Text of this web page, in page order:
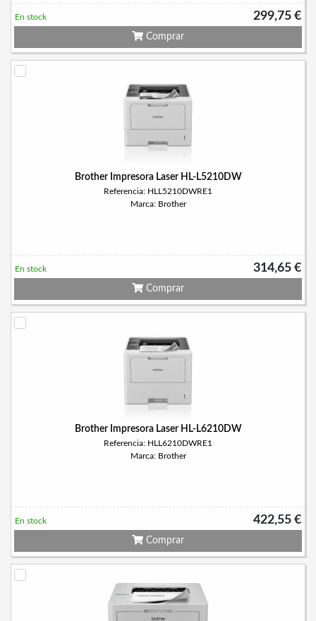
299,75 €
En stock
Comprar
Brother Impresora Laser HL-L5210DW
Referencia: HLL5210DWRE1
Marca: Brother
314,65 €
En stock
Comprar
Brother Impresora Laser HL-L6210DW
Referencia: HLL6210DWRE1
Marca: Brother
422,55 €
En stock
Comprar